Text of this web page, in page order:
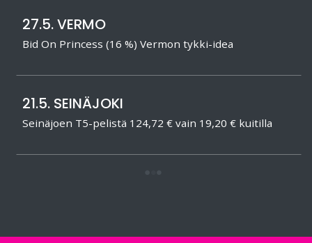
27.5. VERMO
Bid On Princess (16 %) Vermon tykki-idea
21.5. SEINÄJOKI
Seinäjoen T5-pelistä 124,72 € vain 19,20 € kuitilla